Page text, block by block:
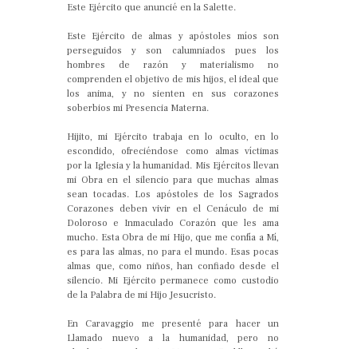
Este Ejército que anuncié en la Salette.
Este Ejército de almas y apóstoles míos son
perseguidos y son calumniados pues los
hombres de razón y materialismo no
comprenden el objetivo de mis hijos, el ideal que
los anima, y no sienten en sus corazones
soberbios mi Presencia Materna.
Hijito, mi Ejército trabaja en lo oculto, en lo
escondido, ofreciéndose como almas víctimas
por la Iglesia y la humanidad. Mis Ejércitos llevan
mi Obra en el silencio para que muchas almas
sean tocadas. Los apóstoles de los Sagrados
Corazones deben vivir en el Cenáculo de mi
Doloroso e Inmaculado Corazón que les ama
mucho. Esta Obra de mi Hijo, que me confía a Mí,
es para las almas, no para el mundo. Esas pocas
almas que, como niños, han confiado desde el
silencio. Mi Ejército permanece como custodio
de la Palabra de mi Hijo Jesucristo.
En Caravaggio me presenté para hacer un
Llamado nuevo a la humanidad, pero no